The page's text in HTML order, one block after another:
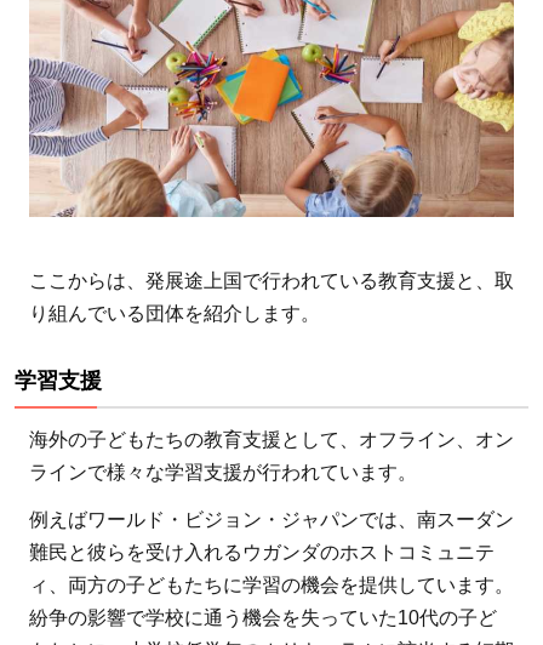
国で難民
を支援
7.5 【寄付
先5】認定
NPO法人e-
Education：
途上国の教
くすオンラ
イン教育
【寄
付先
6】
認定
法人
ワー
ル
ド・
ここからは、発展途上国で行われている教育支援と、取
り組んでいる団体を紹介します。
学習支援
海外の子どもたちの教育支援として、オフライン、オン
ラインで様々な学習支援が行われています。
例えばワールド・ビジョン・ジャパンでは、南スーダン
難民と彼らを受け入れるウガンダのホストコミュニテ
ィ、両方の子どもたちに学習の機会を提供しています。
紛争の影響で学校に通う機会を失っていた10代の子ど